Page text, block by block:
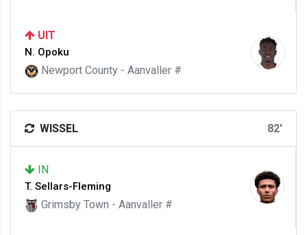
UIT
N. Opoku
Newport County - Aanvaller #
WISSEL 82'
IN
T. Sellars-Fleming
Grimsby Town - Aanvaller #